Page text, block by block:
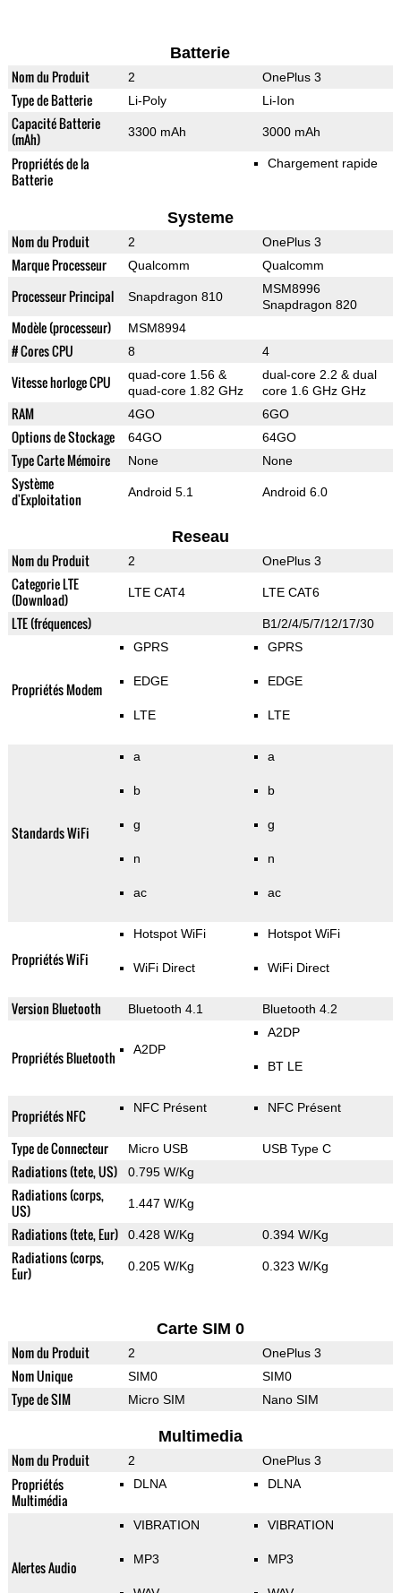
Batterie
Nom du Produit 2 OnePlus 3
Type de Batterie Li-Poly Li-Ion
Capacité Batterie
(mAh)
3300 mAh 3000 mAh
Propriétés de la
Batterie
Chargement rapide
Systeme
Nom du Produit 2 OnePlus 3
Marque Processeur Qualcomm Qualcomm
Processeur Principal Snapdragon 810
MSM8996
Snapdragon 820
Modèle (processeur) MSM8994
# Cores CPU 8 4
Vitesse horloge CPU
quad-core 1.56 &
quad-core 1.82 GHz
dual-core 2.2 & dual
core 1.6 GHz GHz
RAM 4GO 6GO
Options de Stockage 64GO 64GO
Type Carte Mémoire None None
Système
d'Exploitation
Android 5.1 Android 6.0
Reseau
Nom du Produit 2 OnePlus 3
Categorie LTE
(Download)
LTE CAT4 LTE CAT6
LTE (fréquences) B1/2/4/5/7/12/17/30
Propriétés Modem
GPRS
EDGE
LTE
GPRS
EDGE
LTE
Standards WiFi
a
b
g
n
ac
a
b
g
n
ac
Propriétés WiFi
Hotspot WiFi
WiFi Direct
Hotspot WiFi
WiFi Direct
Version Bluetooth Bluetooth 4.1 Bluetooth 4.2
Propriétés Bluetooth A2DP
A2DP
BT LE
Propriétés NFC NFC Présent NFC Présent
Type de Connecteur Micro USB USB Type C
Radiations (tete, US) 0.795 W/Kg
Radiations (corps,
US)
1.447 W/Kg
Radiations (tete, Eur) 0.428 W/Kg 0.394 W/Kg
Radiations (corps,
Eur)
0.205 W/Kg 0.323 W/Kg
Carte SIM 0
Nom du Produit 2 OnePlus 3
Nom Unique SIM0 SIM0
Type de SIM Micro SIM Nano SIM
Multimedia
Nom du Produit 2 OnePlus 3
Propriétés
Multimédia
DLNA DLNA
Alertes Audio
VIBRATION
MP3
VIBRATION
MP3